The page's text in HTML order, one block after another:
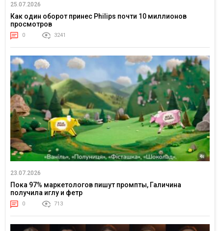
25.07.2026
Как один оборот принес Philips почти 10 миллионов
просмотров
0 3241
23.07.2026
Пока 97% маркетологов пишут промпты, Галичина
получила иглу и фетр
0 713